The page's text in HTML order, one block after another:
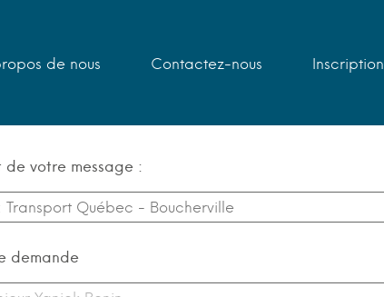
de nous Contactez-nous Inscription
de votre message :
demande